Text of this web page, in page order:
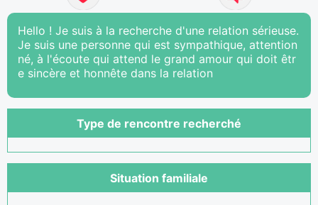
Hello ! Je suis à la recherche d'une relation sérieuse.
Je suis une personne qui est sympathique, attention
né, à l'écoute qui attend le grand amour qui doit êtr
e sincère et honnête dans la relation
Type de rencontre recherché
Situation familiale